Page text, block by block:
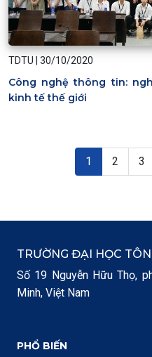
TDTU 30/10/2020
Công nghệ thông tin:
kinh tế thế giới
Trang hiện thời
1 Page
2 3
TRƯỜNG ĐẠI HỌC
Số 19 Nguyễn Hữu Thọ,
Minh, Việt Nam
PHỔ BIẾN